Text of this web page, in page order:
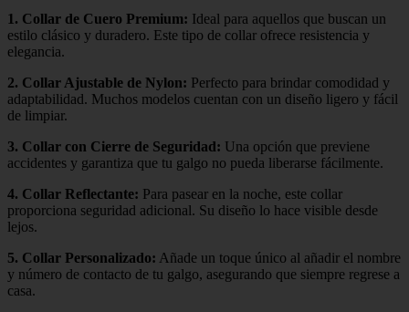
1. Collar de Cuero Premium: Ideal para aquellos que buscan un
estilo clásico y duradero. Este tipo de collar ofrece resistencia y
elegancia.
2. Collar Ajustable de Nylon: Perfecto para brindar comodidad y
adaptabilidad. Muchos modelos cuentan con un diseño ligero y fácil
de limpiar.
3. Collar con Cierre de Seguridad: Una opción que previene
accidentes y garantiza que tu galgo no pueda liberarse fácilmente.
4. Collar Reflectante: Para pasear en la noche, este collar
proporciona seguridad adicional. Su diseño lo hace visible desde
lejos.
5. Collar Personalizado: Añade un toque único al añadir el nombre
y número de contacto de tu galgo, asegurando que siempre regrese a
casa.